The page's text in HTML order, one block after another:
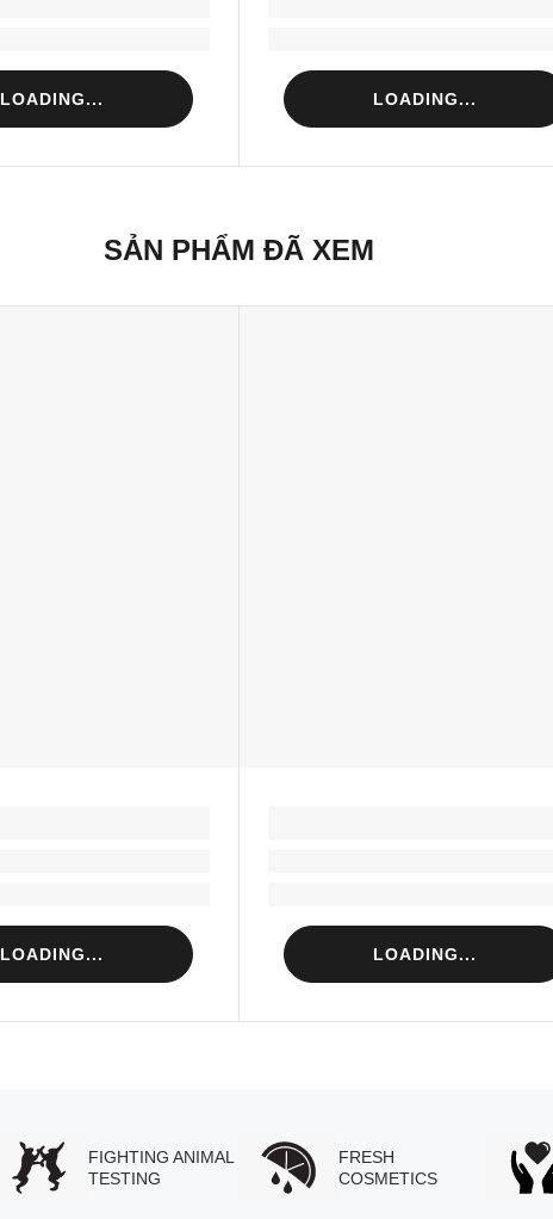
LOADING... LOADING...
SẢN PHẨM ĐÃ XEM
LOADING... LOADING...
FIGHTING ANIMAL
TESTING
FRESH
COSMETICS